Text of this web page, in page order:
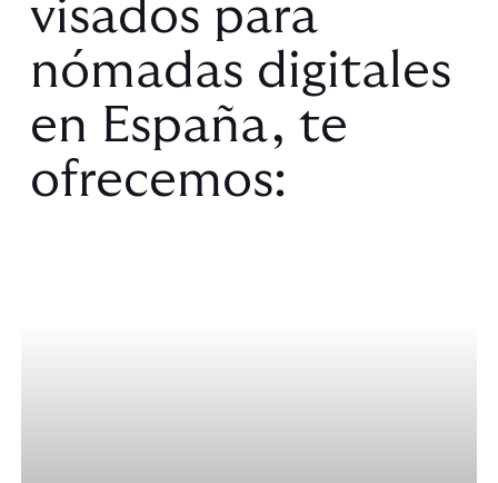
visados para
nómadas digitales
en España, te
ofrecemos: